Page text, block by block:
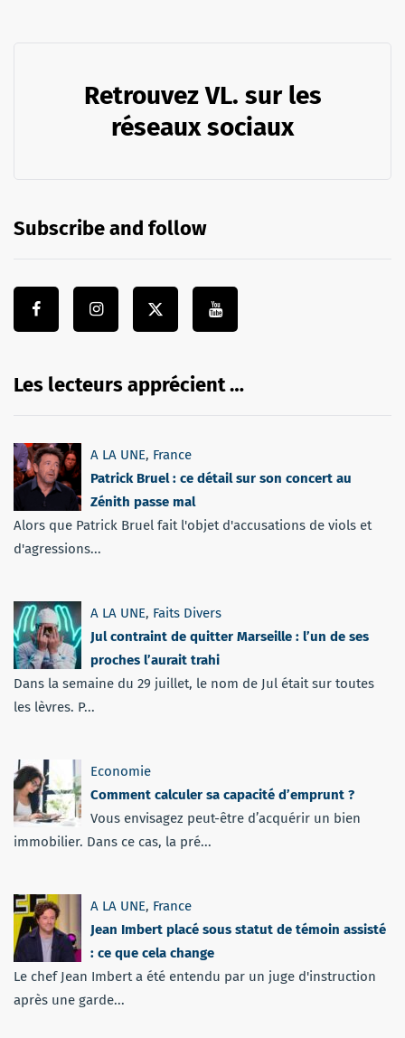
Retrouvez VL. sur les
réseaux sociaux
Subscribe and follow
Les lecteurs apprécient …
A LA UNE, France
Patrick Bruel : ce détail sur son concert au
Zénith passe mal
Alors que Patrick Bruel fait l'objet d'accusations de viols et
d'agressions...
A LA UNE, Faits Divers
Jul contraint de quitter Marseille : l’un de ses
proches l’aurait trahi
Dans la semaine du 29 juillet, le nom de Jul était sur toutes
les lèvres. P...
Economie
Comment calculer sa capacité d’emprunt ?
Vous envisagez peut-être d’acquérir un bien
immobilier. Dans ce cas, la pré...
A LA UNE, France
Jean Imbert placé sous statut de témoin assisté
: ce que cela change
Le chef Jean Imbert a été entendu par un juge d'instruction
après une garde...